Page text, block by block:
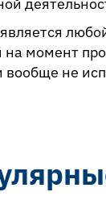
момент
не